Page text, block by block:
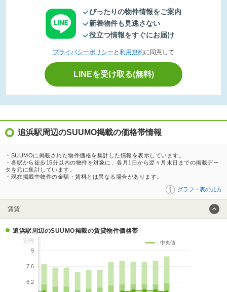
ぴったりの物件情報をご案内
新着物件も見逃さない
役立つ情報をすぐにお届け
プライバシーポリシー と 利用規約に同意して
LINEを受け取る(無料)
追浜駅周辺のSUUMO掲載の価格帯情報
・SUUMOに掲載された物件価格を集計した情報を表示しています。
・各駅から徒歩15分以内の物件を対象に、各月1日から翌々月末日までの掲載デー
タを元に集計しています。
・現在掲載中物件の金額・賃料とは異なる場合があります。
グラフ・表の見方
賃貸
追浜駅周辺のSUUMO掲載の賃貸物件価格帯
万円
9
7.6
6.2
：中央値